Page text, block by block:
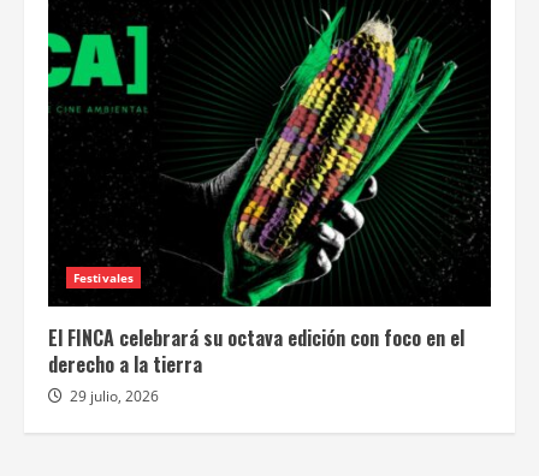
Festivales
El FINCA celebrará su octava edición con foco en el
derecho a la tierra
29 julio, 2026